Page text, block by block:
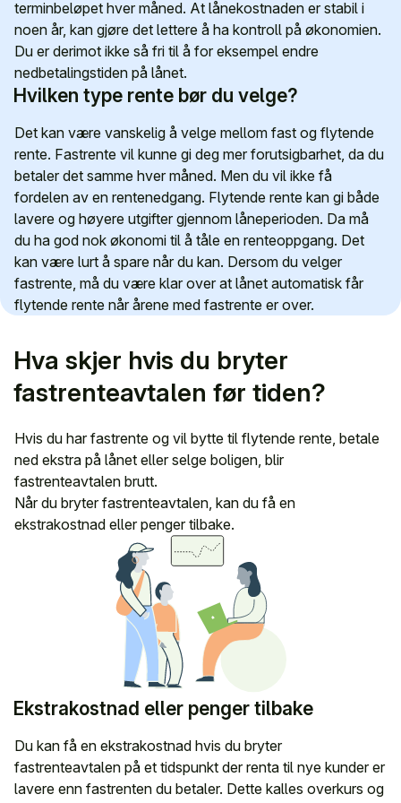
terminbeløpet hver måned. At lånekostnaden er stabil i
noen år, kan gjøre det lettere å ha kontroll på økonomien.
Du er derimot ikke så fri til å for eksempel endre
nedbetalingstiden på lånet.
Hvilken type rente bør du velge?
Det kan være vanskelig å velge mellom fast og flytende
rente. Fastrente vil kunne gi deg mer forutsigbarhet, da du
betaler det samme hver måned. Men du vil ikke få
fordelen av en rentenedgang. Flytende rente kan gi både
lavere og høyere utgifter gjennom låneperioden. Da må
du ha god nok økonomi til å tåle en renteoppgang. Det
kan være lurt å spare når du kan. Dersom du velger
fastrente, må du være klar over at lånet automatisk får
flytende rente når årene med fastrente er over.
Hva skjer hvis du bryter
fastrenteavtalen før tiden?
Hvis du har fastrente og vil bytte til flytende rente, betale
ned ekstra på lånet eller selge boligen, blir
fastrenteavtalen brutt.
Når du bryter fastrenteavtalen, kan du få en
ekstrakostnad eller penger tilbake.
Ekstrakostnad eller penger tilbake
Du kan få en ekstrakostnad hvis du bryter
fastrenteavtalen på et tidspunkt der renta til nye kunder er
lavere enn fastrenten du betaler. Dette kalles overkurs og